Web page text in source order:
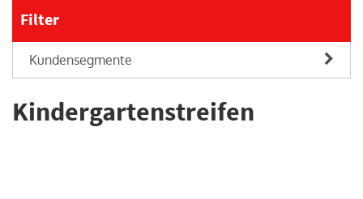
Filter
Kundensegmente
Kindergartenstreifen